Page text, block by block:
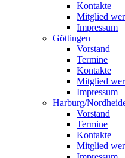
Kontakte
Mitglied
Impressum
Göttingen
Vorstand
Termine
Kontakte
Mitglied
Impressum
Harburg/
Vorstand
Termine
Kontakte
Mitglied